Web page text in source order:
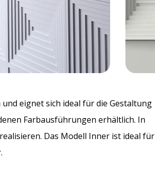
eignet sich ideal für die Gestaltung
Farbausführungen erhältlich. In
Das Modell Inner ist ideal für